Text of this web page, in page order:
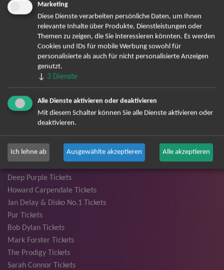
TOP-Events
André Rieu Tickets
David Garrett Tickets
Andrea Berg Tickets
Backstreet Boys Tickets
Unheilig Tickets
Santiano Tickets
Ina Müller Tickets
Bryan Adams Tickets
Die Fantastischen Vier Tickets
Deep Purple Tickets
Howard Carpendale Tickets
Jan Delay & Disko No.1 Tickets
Pur Tickets
Bob Dylan Tickets
Mark Forster Tickets
The Prodigy Tickets
Sarah Connor Tickets
Marketing
Diese Dienste verarbeiten persönliche Daten, um Ihnen
relevante Inhalte über Produkte, Dienstleistungen oder
Themen zu zeigen, die Sie interessieren könnten. Es werden
Cookies und IDs für mobile Werbung sowohl für
personalisierte als auch für nicht personalisierte Anzeigen
genutzt.
↓ 3 Dienste
Alle Dienste aktivieren oder deaktivieren
Mit diesem Schalter können Sie alle Dienste aktivieren oder
deaktivieren.
Ich lehne ab Ausgewählte akzeptieren Alle akzeptieren